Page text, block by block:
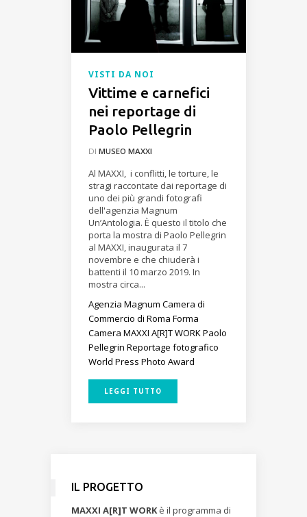
VISTI DA NOI
Vittime e carnefici
nei reportage di
Paolo Pellegrin
DI MUSEO MAXXI
Al MAXXI, i conflitti, le torture, le
stragi raccontate dai reportage di
uno dei più grandi fotografi
dell'agenzia Magnum
Un’Antologia. È questo il titolo che
porta la mostra di Paolo Pellegrin
al MAXXI, inaugurata il 7
novembre e che chiuderà i
battenti il 10 marzo 2019. In
mostra circa...
Agenzia Magnum Camera di
Commercio di Roma Forma
Camera MAXXI A[R]T WORKPaolo
Pellegrin Reportage fotografico
World Press Photo Award
LEGGI TUTTO
IL PROGETTO
MAXXI A[R]T WORK è il programma di